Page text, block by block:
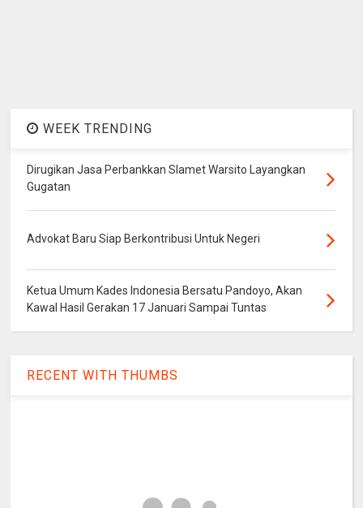
WEEK TRENDING
Dirugikan Jasa Perbankkan Slamet Warsito Layangkan
Gugatan
Advokat Baru Siap Berkontribusi Untuk Negeri
Ketua Umum Kades Indonesia Bersatu Pandoyo, Akan
Kawal Hasil Gerakan 17 Januari Sampai Tuntas
RECENT WITH THUMBS